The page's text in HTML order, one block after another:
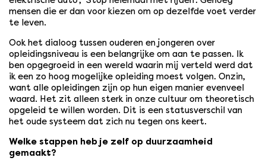
mensen die er dan voor kiezen om op dezelfde voet verder
te leven.
Ook het dialoog tussen ouderen en jongeren over
opleidingsniveau is een belangrijke om aan te passen. Ik
ben opgegroeid in een wereld waarin mij verteld werd dat
ik een zo hoog mogelijke opleiding moest volgen. Onzin,
want alle opleidingen zijn op hun eigen manier evenveel
waard. Het zit alleen sterk in onze cultuur om theoretisch
opgeleid te willen worden. Dit is een statusverschil van
het oude systeem dat zich nu tegen ons keert.
Welke stappen heb je zelf op duurzaamheid
gemaakt?